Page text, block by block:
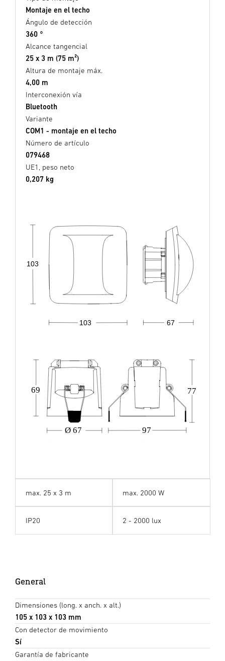
Montaje en el techo
Ángulo de detección
360 °
Alcance tangencial
25 x 3 m (75 m²)
Altura de montaje máx.
4,00 m
Interconexión vía
Bluetooth
Variante
COM1 - montaje en el techo
Número de artículo
079468
UE1, peso neto
0,207 kg
103
103
67
Ø 67 97
69 77
max. 25 x 3 m max. 2000 W
IP20 2 - 2000 lux
General
Dimensiones (long. x anch. x alt.)
105 x 103 x 103 mm
Con detector de movimiento
Sí
Garantía de fabricante